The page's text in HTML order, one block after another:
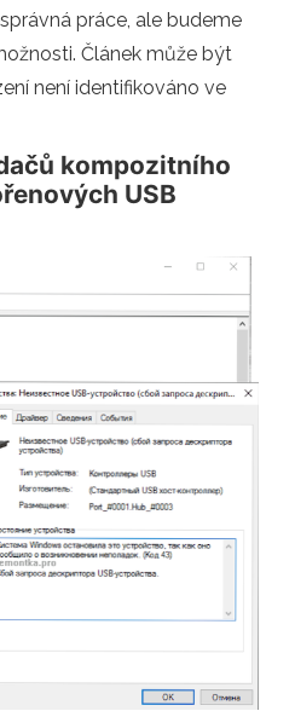
práce, ale budeme
Článek může být
není identifikováno ve
kompozitního
USB